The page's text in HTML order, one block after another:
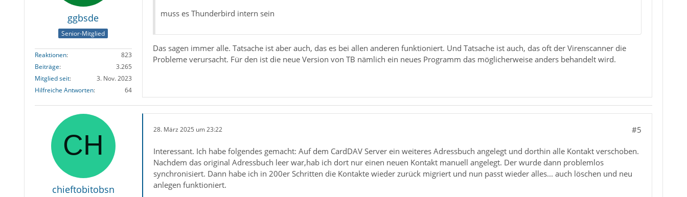
ggbsde
Senior-Mitglied
Reaktionen
823
Beiträge
3.265
Mitglied seit
3. Nov. 2023
Hilfreiche Antworten
64
muss es Thunderbird intern sein
Das sagen immer alle. Tatsache ist aber auch, das es bei allen anderen funktioniert. Und Tatsache ist auch, das oft der Virenscanner die
Probleme verursacht. Für den ist die neue Version von TB nämlich ein neues Programm das möglicherweise anders behandelt wird.
chieftobitobsn
28. März 2025 um 23:22 #5
Interessant. Ich habe folgendes gemacht: Auf dem CardDAV Server ein weiteres Adressbuch angelegt und dorthin alle Kontakt verschoben.
Nachdem das original Adressbuch leer war,hab ich dort nur einen neuen Kontakt manuell angelegt. Der wurde dann problemlos
synchronisiert. Dann habe ich in 200er Schritten die Kontakte wieder zurück migriert und nun passt wieder alles... auch löschen und neu
anlegen funktioniert.